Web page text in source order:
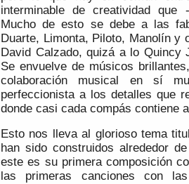
interminable de creatividad
Mucho de esto se debe a las
Duarte, Limonta, Piloto, Manolín y
David Calzado, quizá a lo Quincy
Se envuelve de músicos
colaboración musical en sí
perfeccionista a los detalles que
donde casi cada compás contiene
Esto nos lleva al glorioso tema
han sido construidos alrededor
este es su primera composición
las primeras canciones con